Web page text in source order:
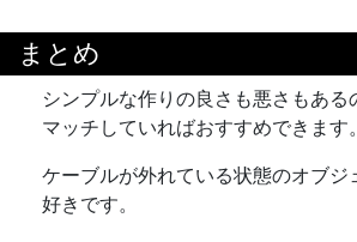
まとめ
シンプルな作りの良さも悪さもある
マッチしていればおすすめできます。
ケーブルが外れている状態のオブジ
好きです。